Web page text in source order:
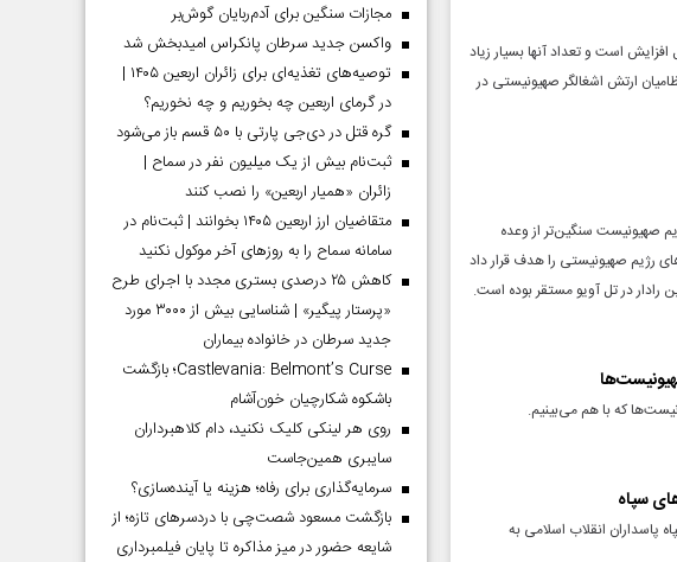
است و تعداد آنها بسیار زیاد
ارتش اشغالگر صهیونیستی در
صهیونیست سنگین‌تر از وعده
صادق ۲ یکی از مهمترین رادارهای رژیم صهیونیستی را هدف قرار داد
در تل آویو مستقر بوده است.
که با هم می‌بینیم.
سپاه
انقلاب اسلامی به
مجازات سنگین برای آدم‌ربایان گوش‌بر
واکسن جدید سرطان پانکراس امیدبخش شد
توصیه‌های تغذیه‌ای برای زائران اربعین ۱۴۰۵ |
در گرمای اربعین چه بخوریم و چه نخوریم؟
گره قتل در دی‌جی پارتی با ۵۰ قسم باز می‌شود
ثبت‌نام بیش از یک میلیون نفر در سماح |
زائران «همیار اربعین» را نصب کنند
متقاضیان ارز اربعین ۱۴۰۵ بخوانند | ثبت‌نام در
سامانه سماح را به روز‌های آخر موکول نکنید
کاهش ۲۵ درصدی بستری مجدد با اجرای طرح
«پرستار پیگیر» | شناسایی بیش از ۳۰۰۰ مورد
جدید سرطان در خانواده بیماران
Castlevania: Belmont’s Curse؛ بازگشت
باشکوه شکارچیان خون‌آشام
روی هر لینکی کلیک نکنید، دام کلاهبرداران
سایبری همین‌جاست
سرمایه‌گذاری برای رفاه؛ هزینه یا آینده‌سازی؟
بازگشت مسعود شصت‌چی با دردسر‌های تازه؛ از
شایعه حضور در میز مذاکره تا پایان فیلمبرداری